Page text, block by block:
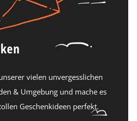
vielen unvergesslichen
& Umgebung und mache es
Geschenkideen perfekt.